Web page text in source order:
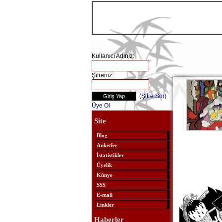
Kullanıcı Adınız:
Şifreniz:
(Şifre Sor)
Üye Ol
Site
Blog
Anketler
İstatistikler
Üyelik
Künye
SSS
E-mail
Linkler
Haberler